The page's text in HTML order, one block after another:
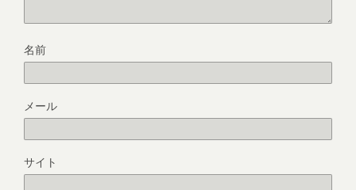
名前
メール
サイト